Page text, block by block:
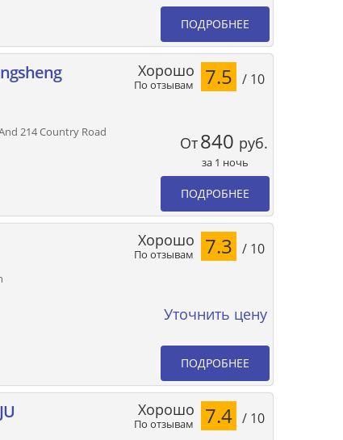
ПОДРОБНЕЕ
214 Country Road
По отзывам
Хорошо 7.5 / 10
От840 руб.
за 1 ночь
ПОДРОБНЕЕ
По отзывам
Хорошо 7.3 / 10
Уточнить цену
ПОДРОБНЕЕ
По отзывам
Хорошо 7.4 / 10